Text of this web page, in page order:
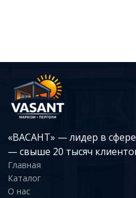
«ВАСАНТ» — лидер в
— свыше 20 тысяч
Главная
Каталог
О нас